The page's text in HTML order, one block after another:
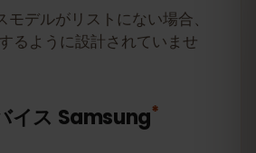
デルがリストにない場合、
るように設計されていませ
イス Samsung*